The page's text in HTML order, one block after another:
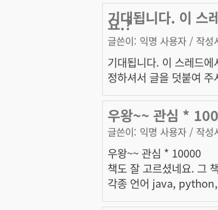
기대됩니다. 이 스
요.?
글쓴이: 익명 사용자 / 작성
기대됩니다. 이 스레드
정하셔서 글을 덧붙여 주
우왕~~ 관심 *
글쓴이: 익명 사용자 / 작성
우왕~~ 관심 * 10000
책도 잘 고르셨네요. 그
각종 언어 java,